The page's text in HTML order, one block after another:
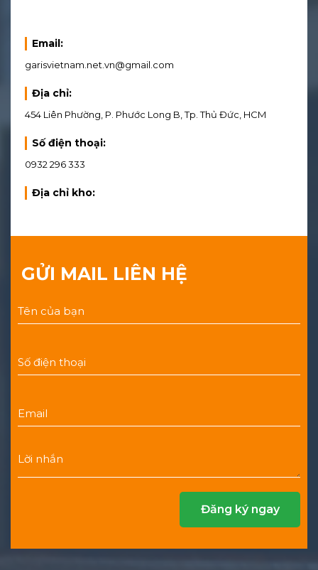
Email:
garisvietnam.net.vn@gmail.com
Địa chỉ:
454 Liên Phường, P. Phước Long B, Tp. Thủ Đức, HCM
Số điện thoại:
0932 296 333
Địa chỉ kho:
GỬI MAIL LIÊN HỆ